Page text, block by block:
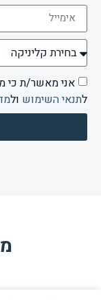
אני מאשר/ת כי
לתנאי השימוש ול